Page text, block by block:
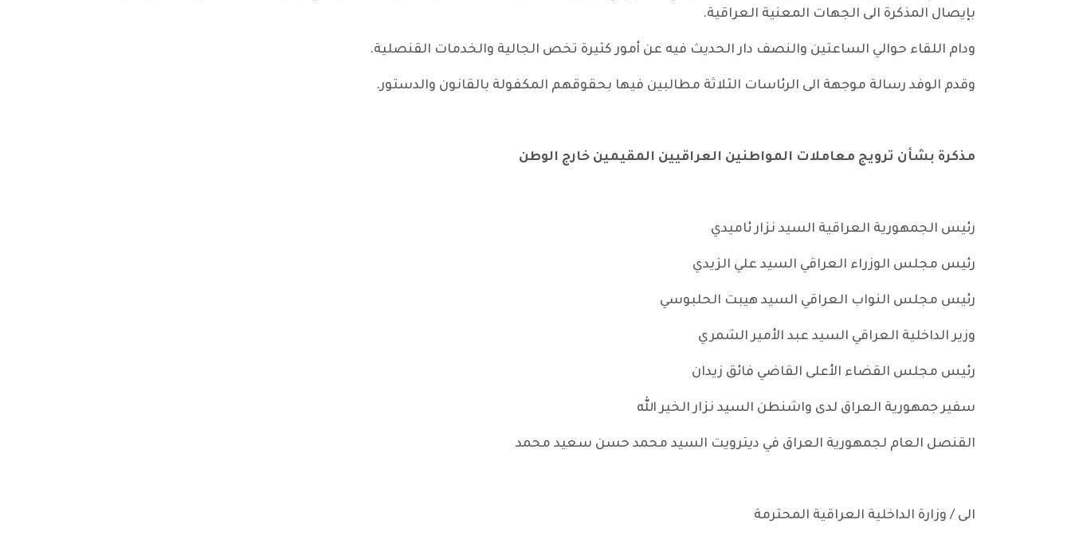
بإيصال المذكرة الى الجهات المعنية العراقية.
ودام اللقاء حوالي الساعتين والنصف دار الحديث فيه عن أمور كثيرة تخص الجالية والخدمات القنصلية.
وقدم الوفد رسالة موجهة الى الرئاسات الثلاثة مطالبين فيها بحقوقهم المكفولة بالقانون والدستور.
مذكرة بشأن ترويج معاملات المواطنين العراقيين المقيمين خارج الوطن
رئيس الجمهورية العراقية السيد نزار ئاميدي
رئيس مجلس الوزراء العراقي السيد علي الزيدي
رئيس مجلس النواب العراقي السيد هيبت الحلبوسي
وزير الداخلية العراقي السيد عبد الأمير الشمري
رئيس مجلس القضاء الأعلى القاضي فائق زيدان
سفير جمهورية العراق لدى واشنطن السيد نزار الخير الله
القنصل العام لجمهورية العراق في ديترويت السيد محمد حسن سعيد محمد
الى / وزارة الداخلية العراقية المحترمة